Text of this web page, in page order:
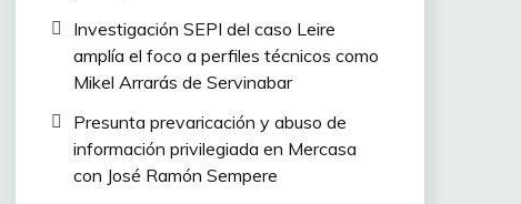
Investigación SEPI del caso Leire
amplía el foco a perfiles técnicos como
Mikel Arrarás de Servinabar
Presunta prevaricación y abuso de
información privilegiada en Mercasa
con José Ramón Sempere